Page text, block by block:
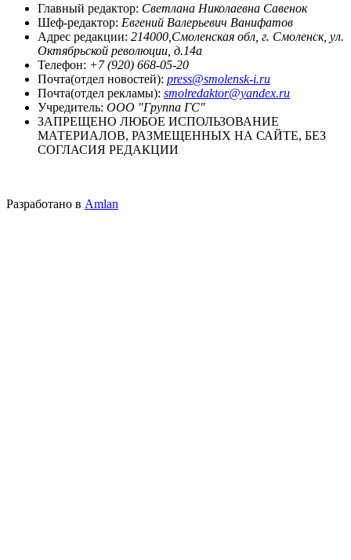
Главный редактор: Светлана Николаевна Савенок
Шеф-редактор: Евгений Валерьевич Ванифатов
Адрес редакции: 214000,Смоленская обл, г. Смоленск, ул.
Октябрьской революции, д.14а
Телефон: +7 (920) 668-05-20
Почта(отдел новостей): press@smolensk-i.ru
Почта(отдел рекламы): smolredaktor@yandex.ru
Учредитель: ООО "Группа ГС"
ЗАПРЕЩЕНО ЛЮБОЕ ИСПОЛЬЗОВАНИЕ
МАТЕРИАЛОВ, РАЗМЕЩЕННЫХ НА САЙТЕ, БЕЗ
СОГЛАСИЯ РЕДАКЦИИ
Разработано в Amlan